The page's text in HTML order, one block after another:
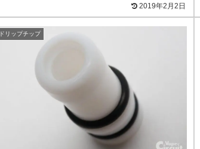
2019年2月2日
ドリップチップ